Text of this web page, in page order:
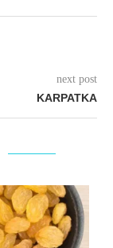
next post
KARPATKA